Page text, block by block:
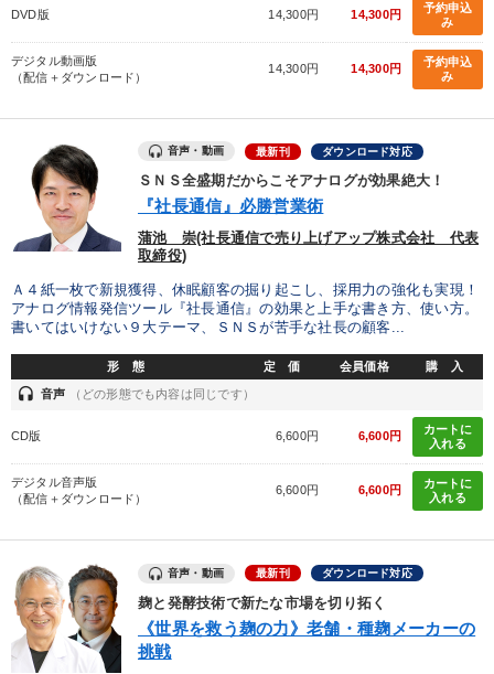
ondemand_video 経営音声・動画を探す refresh 更新する
全国経営者セミナー収録物以外の経営教材（全762タイトル）からお探
カテゴリー
オーナー社長の「現場力の経営」＋現場の「儲ける力」をさらに
高める教材２選
井上和弘の財務力UP 【4月】音声・映像
改善・生産性向上
2025年春季全国経営者セミナー収録講演ＣＤ・講演ＤＶＤ・デジ
タル版（音声／動画ストリーミング・ダウンロード）
【1月】音声・映像 歴史・古典に学ぶ実務講話
後継社長・アトツギ 経済・景気・相場予測
経営リーダーの考え方と戦略を学ぶ 大竹愼一書籍
目的別
DVD版 14,300円 14,300円
予約申込
み
デジタル動画版
（配信＋ダウンロード）
14,300円 14,300円
予約申込
み
音声・動画 最新刊 ダウンロード対応
ＳＮＳ全盛期だからこそアナログが効果絶大！
『社長通信』必勝営業術
蒲池 崇(社長通信で売り上げアップ株式会社 代表
取締役)
Ａ４紙一枚で新規獲得、休眠顧客の掘り起こし、採用力の強化も実現！
アナログ情報発信ツール『社長通信』の効果と上手な書き方、使い方。
書いてはいけない９大テーマ、ＳＮＳが苦手な社長の顧客...
形 態 定 価 会員価格 購 入
headset 音声 （どの形態でも内容は同じです）
CD版 6,600円 6,600円
カートに
入れる
デジタル音声版
（配信＋ダウンロード）
6,600円 6,600円
カートに
入れる
音声・動画 最新刊 ダウンロード対応
麹と発酵技術で新たな市場を切り拓く
《世界を救う麹の力》老舗・種麹メーカーの
挑戦